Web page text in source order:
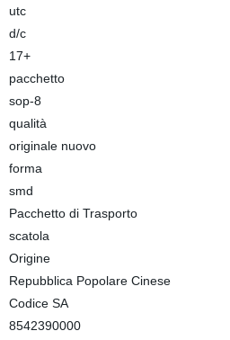
utc
d/c
17+
pacchetto
sop-8
qualità
originale nuovo
forma
smd
Pacchetto di Trasporto
scatola
Origine
Repubblica Popolare Cinese
Codice SA
8542390000